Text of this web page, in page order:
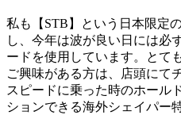
私も【STB】という日本限定
し、今年は波が良い日には必
ードを使用しています。とて
ご興味がある方は、店頭にて
スピードに乗った時のホール
ションできる海外シェイパー